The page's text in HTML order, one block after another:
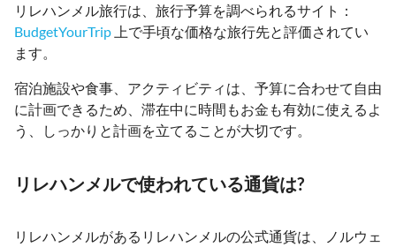
リレハンメル旅行は、旅行予算を調べられるサイト：
BudgetYourTrip 上で手頃な価格な旅行先と評価されてい
ます。
宿泊施設や食事、アクティビティは、予算に合わせて自由
に計画できるため、滞在中に時間もお金も有効に使えるよ
う、しっかりと計画を立てることが大切です。
リレハンメルで使われている通貨は?
リレハンメルがあるリレハンメルの公式通貨は、ノルウェ